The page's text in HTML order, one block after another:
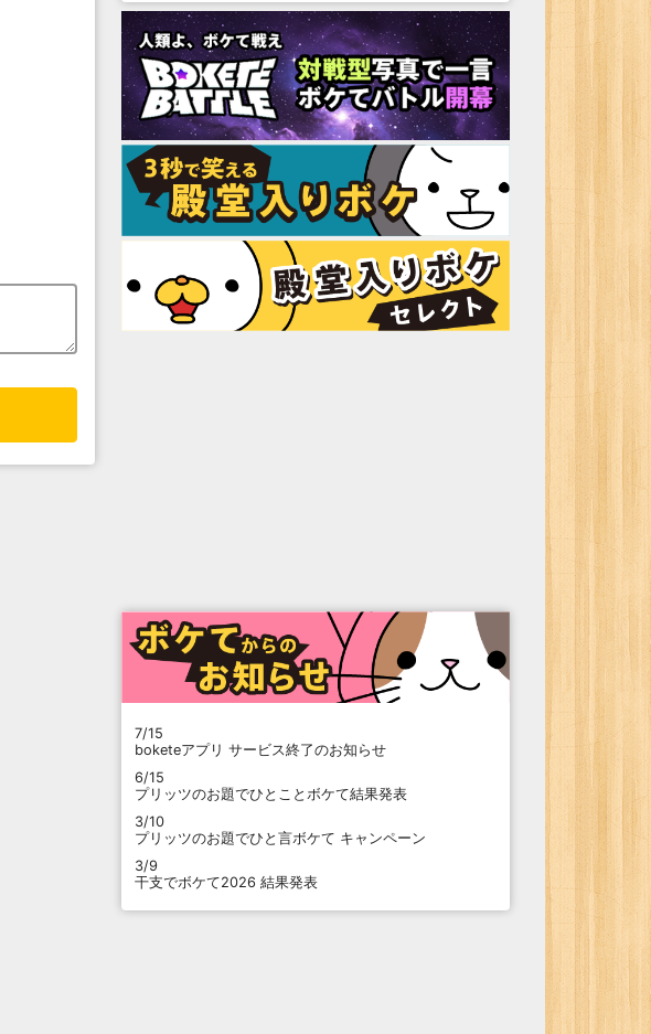
7/15
boketeアプリ サービス終了のお知らせ
6/15
プリッツのお題でひとことボケて結果発表
3/10
プリッツのお題でひと言ボケて キャンペーン
3/9
干支でボケて2026 結果発表